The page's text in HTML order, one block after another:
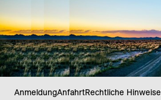
AnmeldungAnfahrtRechtliche Hinweise